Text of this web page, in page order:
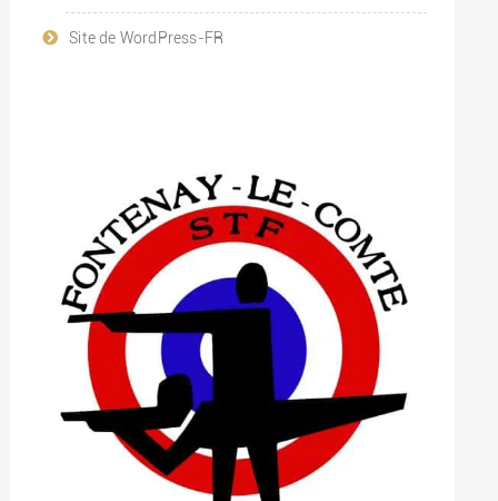
Site de WordPress-FR